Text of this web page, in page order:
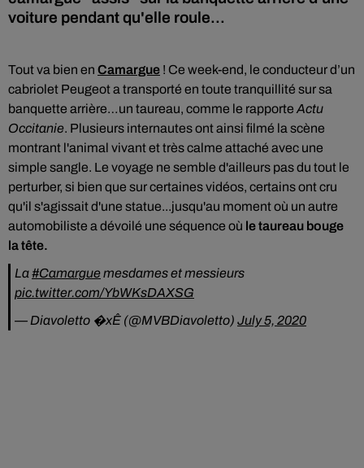
voiture pendant qu'elle roule...
Tout va bien en Camargue ! Ce week-end, le conducteur d’un
cabriolet Peugeot a transporté en toute tranquillité sur sa
banquette arrière…un taureau, comme le rapporte Actu
Occitanie. Plusieurs internautes ont ainsi filmé la scène
montrant l'animal vivant et très calme attaché avec une
simple sangle. Le voyage ne semble d'ailleurs pas du tout le
perturber, si bien que sur certaines vidéos, certains ont cru
qu'il s'agissait d'une statue...jusqu'au moment où un autre
automobiliste a dévoilé une séquence où le taureau bouge
la tête.
La#Camarguemesdames et messieurs
pic.twitter.com/YbWKsDAXSG
— Diavoletto �xÊ (@MVBDiavoletto) July 5, 2020